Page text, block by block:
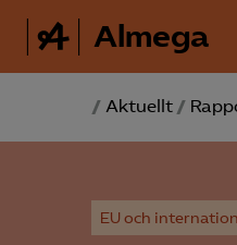
Almega
/ Aktuellt /
EU och